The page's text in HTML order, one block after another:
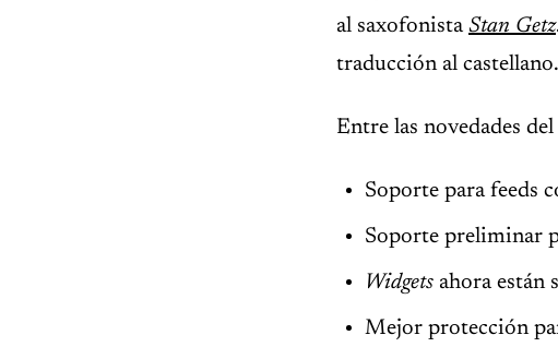
al saxofonista Stan Getz
traducción al castellano.
Entre las novedades
Soporte para feeds
Soporte preliminar
Widgets ahora están
Mejor protección